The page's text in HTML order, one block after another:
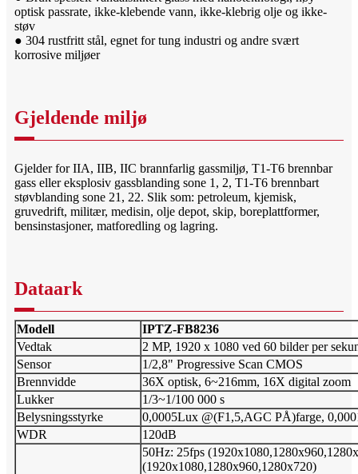
optisk passrate, ikke-klebende vann, ikke-klebrig olje og ikke-
støv
● 304 rustfritt stål, egnet for tung industri og andre svært
korrosive miljøer
Gjeldende miljø
Gjelder for IIA, IIB, IIC brannfarlig gassmiljø, T1-T6 brennbar
gass eller eksplosiv gassblanding sone 1, 2, T1-T6 brennbart
støvblanding sone 21, 22. Slik som: petroleum, kjemisk,
gruvedrift, militær, medisin, olje depot, skip, boreplattformer,
bensinstasjoner, matforedling og lagring.
Dataark
Modell
IPTZ-FB8236
Vedtak
2 MP, 1920 x 1080 ved 60 bilder per
Sensor
1/2,8" Progressive Scan CMOS
Brennvidde
36X optisk, 6~216mm, 16X digital zoom
Lukker
1/3~1/100 000 s
Belysningsstyrke
0,0005Lux @(F1,5,AGC PÅ)farge,
WDR
120dB
50Hz: 25fps
(1920x1080,1280x960,1280x720)